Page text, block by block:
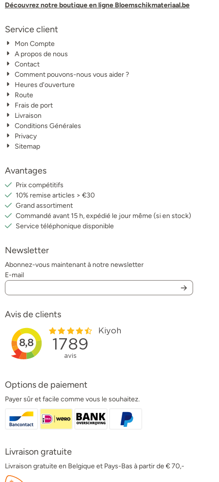
Découvrez notre boutique en ligne Bloemschikmateriaal.be
Service client
Mon Compte
A propos de nous
Contact
Comment pouvons-nous vous aider ?
Heures d'ouverture
Route
Frais de port
Livraison
Conditions Générales
Privacy
Sitemap
Avantages
Prix compétitifs
10% remise articles > €30
Grand assortiment
Commandé avant 15 h, expédié le jour même (si en stock)
Service téléphonique disponible
Newsletter
Abonnez-vous maintenant à notre newsletter
E-mail
Avis de clients
Options de paiement
Payer sûr et facile comme vous le souhaitez.
Livraison gratuite
Livraison gratuite en Belgique et Pays-Bas à partir de € 70,-